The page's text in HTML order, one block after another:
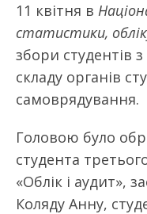
11 квітня в
статистики,
збори студентів
складу органів
самоврядування.
Головою було
студента
«Облік і аудит»,
Коляду Анну,